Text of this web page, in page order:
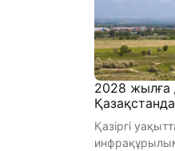
2028 жылға
Қазіргі